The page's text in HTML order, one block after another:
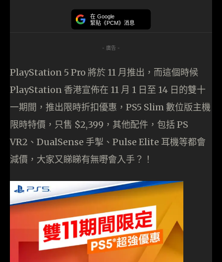
在 Google
緊貼《PCM》消息
- 廣告 -
PlayStation 5 Pro 將於 11 月推出，而這個時候
PlayStation 香港宣佈在 11 月 1 日至 14 日的雙十
一期間，推出限時折扣優惠，PS5 Slim 數位版主機
限時特價，只售 $2,399，其他配件，包括 PS
VR2、DualSense 手掣、Pulse Elite 耳機等都會
減價，大家又睇睇有無嘢會入手？！